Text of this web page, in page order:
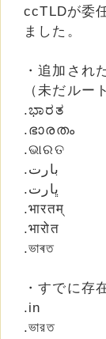
ccTLDが委
ました。
・追加され
（未だルー
.ಭಾರತ
.ഭാരതം
.ଭାରତ
.بارت
.ڀارت
.भारतम्
.भारोत
.ভাৰত
・すでに存
.in
.ভারত